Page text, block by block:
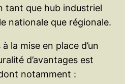
tant que hub industriel
nationale que régionale.
la mise en place d’un
d’avantages est
notamment :